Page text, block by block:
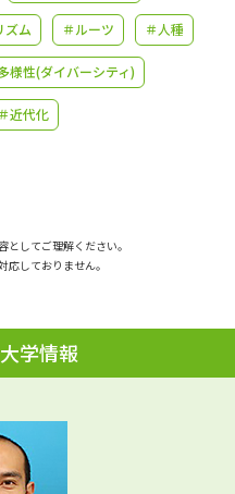
学問分野解説
夢ナビライブ
ート
受付内容・発送状況の確認
テレメール進学カタログ
訂正のご案内
ズム ＃ルーツ ＃人種
様性(ダイバーシティ)
＃近代化
してご理解ください。
しておりません。
学情報